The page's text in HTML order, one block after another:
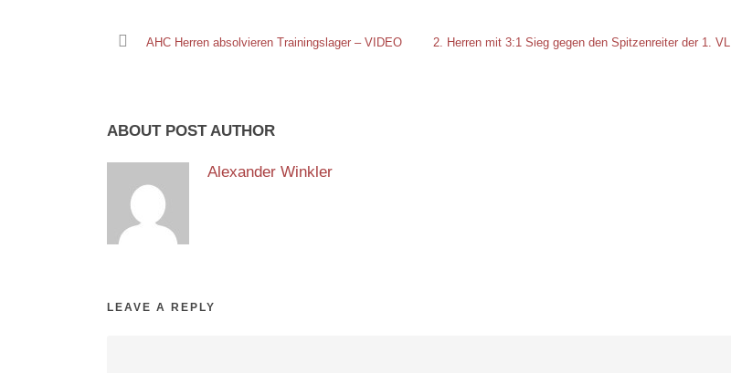
AHC Herren absolvieren Trainingslager – VIDEO 2. Herren mit 3:1 Sieg gegen den Spitzenreiter der 1. VL
ABOUT POST AUTHOR
Alexander Winkler
LEAVE A REPLY